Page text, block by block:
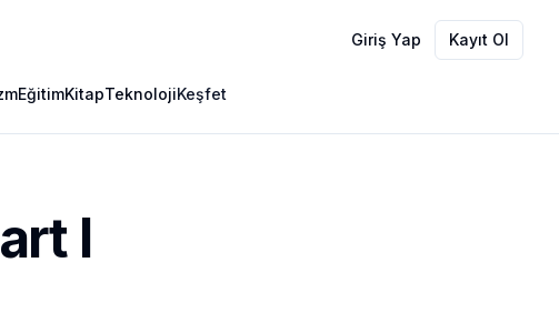
Giriş Yap Kayıt Ol
EğitimKitapTeknolojiKeşfet
I